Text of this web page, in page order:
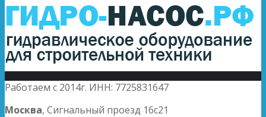
Работаем с 2014г. ИНН: 7725831647
Москва, Сигнальный проезд 16с21